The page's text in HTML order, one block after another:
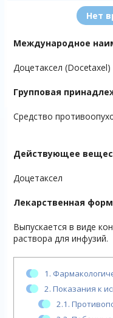
Нет
Международное
Доцетаксел (Docetaxel)
Групповая
Средство
Действующее
Доцетаксел
Лекарственная
Выпускается в виде
раствора для инфузий.
1.
2. Показания к
2.1.